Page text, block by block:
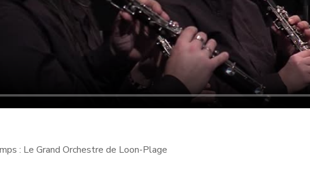
: Le Grand Orchestre de Loon-Plage